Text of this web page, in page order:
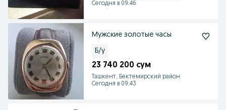
Сегодня в 09:46
Мужские золотые часы
Б/у
23 740 200 сум
Ташкент, Бектемирский район
Сегодня в 09:43